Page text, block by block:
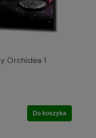
Orchidea 1
Do koszyka